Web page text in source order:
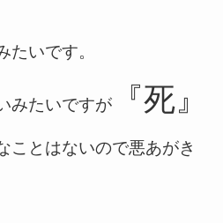
たいです。
みたいですが『死』
ことはないので悪あがき